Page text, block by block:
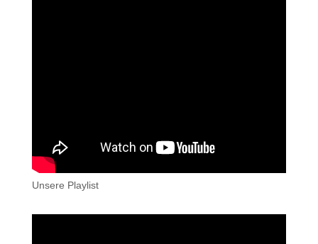
Unsere Playlist